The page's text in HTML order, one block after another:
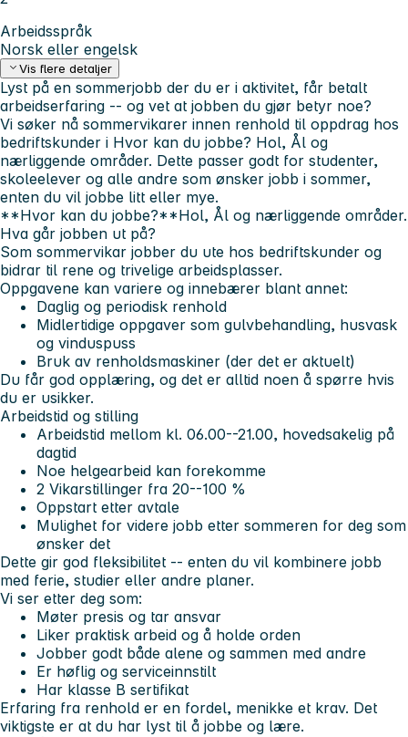
Arbeidsspråk
Norsk eller engelsk
Vis flere detaljer
Lyst på en sommerjobb der du er i aktivitet, får betalt
arbeidserfaring -- og vet at jobben du gjør betyr noe?
Vi søker nå sommervikarer innen renhold til oppdrag hos
bedriftskunder i Hvor kan du jobbe? Hol, Ål og
nærliggende områder. Dette passer godt for studenter,
skoleelever og alle andre som ønsker jobb i sommer,
enten du vil jobbe litt eller mye.
**Hvor kan du jobbe?**Hol, Ål og nærliggende områder.
Hva går jobben ut på?
Som sommervikar jobber du ute hos bedriftskunder og
bidrar til rene og trivelige arbeidsplasser.
Oppgavene kan variere og innebærer blant annet:
Daglig og periodisk renhold
Midlertidige oppgaver som gulvbehandling, husvask
og vinduspuss
Bruk av renholdsmaskiner (der det er aktuelt)
Du får god opplæring, og det er alltid noen å spørre hvis
du er usikker.
Arbeidstid og stilling
Arbeidstid mellom kl. 06.00--21.00, hovedsakelig på
dagtid
Noe helgearbeid kan forekomme
2 Vikarstillinger fra 20--100 %
Oppstart etter avtale
Mulighet for videre jobb etter sommeren for deg som
ønsker det
Dette gir god fleksibilitet -- enten du vil kombinere jobb
med ferie, studier eller andre planer.
Vi ser etter deg som:
Møter presis og tar ansvar
Liker praktisk arbeid og å holde orden
Jobber godt både alene og sammen med andre
Er høflig og serviceinnstilt
Har klasse B sertifikat
Erfaring fra renhold er en fordel, menikke et krav. Det
viktigste er at du har lyst til å jobbe og lære.